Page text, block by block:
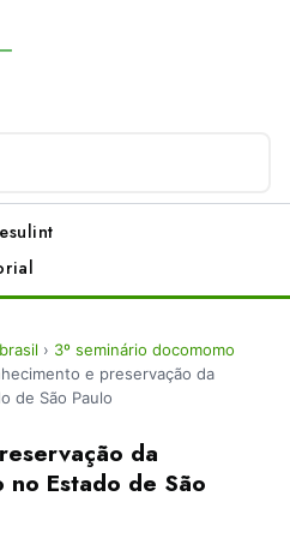
sulint
› 3º seminário docomomo
e preservação da
de São Paulo
da
Estado de São